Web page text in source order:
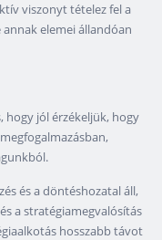
viszonyt tételez fel a
elemei állandóan
hogy jól érzékeljük, hogy
és a döntéshozatal áll,
a stratégiamegvalósítás
hosszabb távot